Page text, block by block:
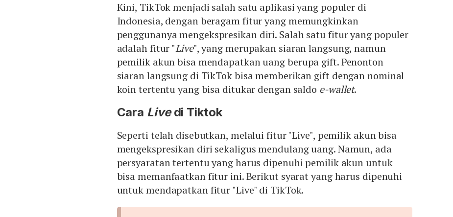
Kini, TikTok menjadi salah satu aplikasi yang populer di
Indonesia, dengan beragam fitur yang memungkinkan
penggunanya mengekspresikan diri. Salah satu fitur yang populer
adalah fitur "Live", yang merupakan siaran langsung, namun
pemilik akun bisa mendapatkan uang berupa gift. Penonton
siaran langsung di TikTok bisa memberikan gift dengan nominal
koin tertentu yang bisa ditukar dengan saldo e-wallet.
Cara Livedi Tiktok
Seperti telah disebutkan, melalui fitur "Live", pemilik akun bisa
mengekspresikan diri sekaligus mendulang uang. Namun, ada
persyaratan tertentu yang harus dipenuhi pemilik akun untuk
bisa memanfaatkan fitur ini. Berikut syarat yang harus dipenuhi
untuk mendapatkan fitur "Live" di TikTok.